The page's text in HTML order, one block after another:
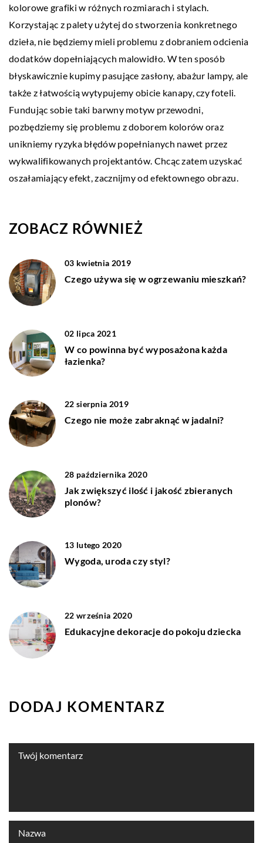
kolorowe grafiki w różnych rozmiarach i stylach.
Korzystając z palety użytej do stworzenia konkretnego
dzieła, nie będziemy mieli problemu z dobraniem odcienia
dodatków dopełniających malowidło. W ten sposób
błyskawicznie kupimy pasujące zasłony, abażur lampy, ale
także z łatwością wytypujemy obicie kanapy, czy foteli.
Fundując sobie taki barwny motyw przewodni,
pozbędziemy się problemu z doborem kolorów oraz
unikniemy ryzyka błędów popełnianych nawet przez
wykwalifikowanych projektantów. Chcąc zatem uzyskać
oszałamiający efekt, zacznijmy od efektownego obrazu.
ZOBACZ RÓWNIEŻ
03 kwietnia 2019
Czego używa się w ogrzewaniu mieszkań?
02 lipca 2021
W co powinna być wyposażona każda
łazienka?
22 sierpnia 2019
Czego nie może zabraknąć w jadalni?
28 października 2020
Jak zwiększyć ilość i jakość zbieranych
plonów?
13 lutego 2020
Wygoda, uroda czy styl?
22 września 2020
Edukacyjne dekoracje do pokoju dziecka
DODAJ KOMENTARZ